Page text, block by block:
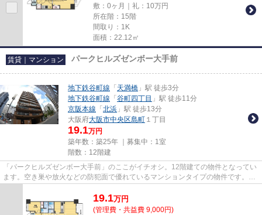
敷：0ヶ月｜礼：10万円
所在階：15階
間取り：1K
面積：22.12㎡
賃貸｜マンション パークヒルズゼンボー大手前
地下鉄谷町線 「 天満橋 」駅 徒歩3分
地下鉄谷町線 「 谷町四丁目 」駅 徒歩11分
京阪本線 「 北浜 」駅 徒歩13分
大阪府大阪市中央区島町 １丁目
19.1万円
築年数：築25年 ｜募集中： 1室
階数：12階建
「パークヒルズゼンボー大手前」のここがイチオシ。12階建ての物件となってい
ます。空き巣や放火などの防犯面で優れているマンションタイプの物件です。徒
19.1万円
(管理費・共益費 9,000円)